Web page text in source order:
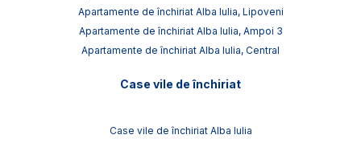
Apartamente de închiriat Alba Iulia, Lipoveni
Apartamente de închiriat Alba Iulia, Ampoi 3
Apartamente de închiriat Alba Iulia, Central
Case vile de închiriat
Case vile de închiriat Alba Iulia